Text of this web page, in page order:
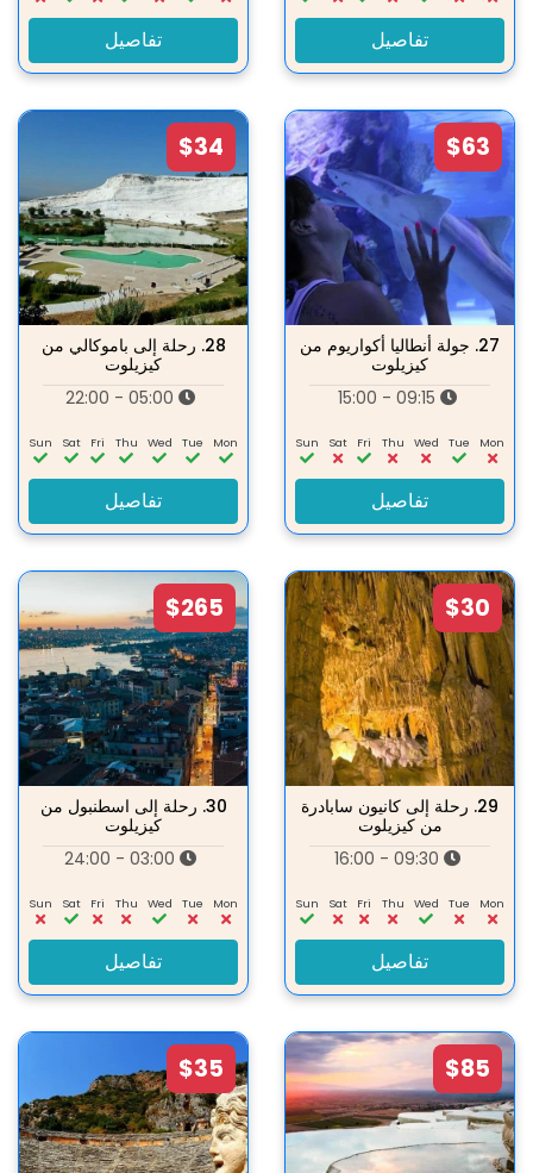
تفاصيل تفاصيل
$63
27. جولة أنطاليا أكواريوم من
كيزيلوت
Mon
Tue
Wed
Thu
Fri
Sat
Sun
تفاصيل
$34
28. رحلة إلى باموكالي من
كيزيلوت
Mon
Tue
Wed
Thu
Fri
Sat
Sun
تفاصيل
$30
29. رحلة إلى كانيون سابادرة
من كيزيلوت
Mon
Tue
Wed
Thu
Fri
Sat
Sun
تفاصيل
$265
30. رحلة إلى اسطنبول من
كيزيلوت
Mon
Tue
Wed
Thu
Fri
Sat
Sun
تفاصيل
$85
$35